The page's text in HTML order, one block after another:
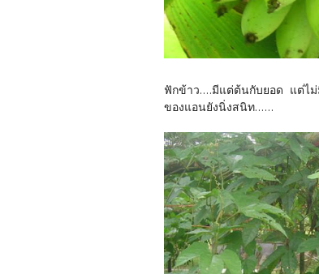
ฟักข้าว....มีแต่ต้นกับยอด แต่ไม่
ของแอนยังนิ่งสนิท......